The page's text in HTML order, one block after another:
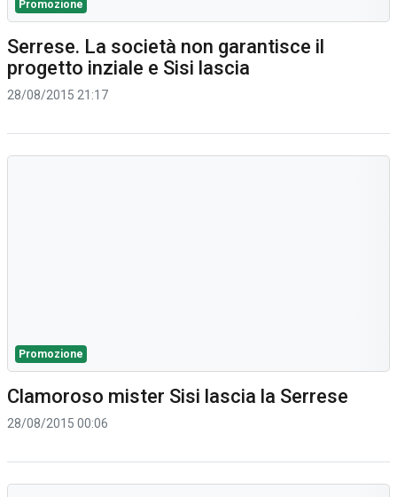
Promozione
Serrese. La società non garantisce il
progetto inziale e Sisi lascia
28/08/2015 21:17
Promozione
Clamoroso mister Sisi lascia la Serrese
28/08/2015 00:06